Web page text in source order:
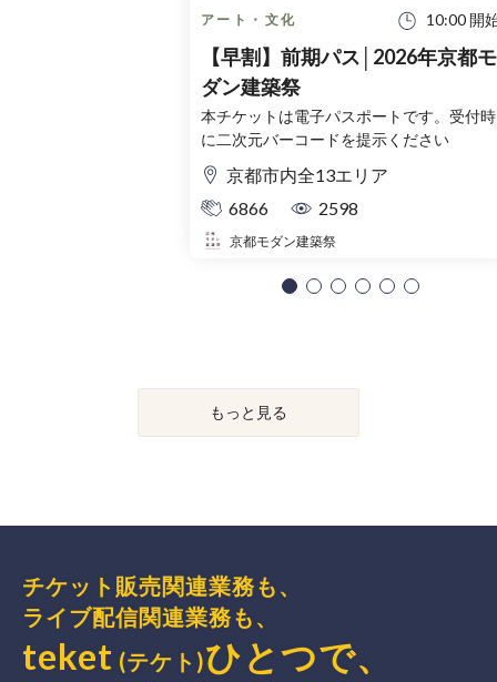
アート・文化 10:00 開
【早割】前期パス│2026年京都モ
ダン建築祭
本チケットは電子パスポートです。受付時
に二次元バーコードを提示ください
京都市内全13エリア
6866
2598
京都モダン建築祭
もっと見る
チケット販売関連業務も、
ライブ配信関連業務も、
teket (テケト)ひとつで、